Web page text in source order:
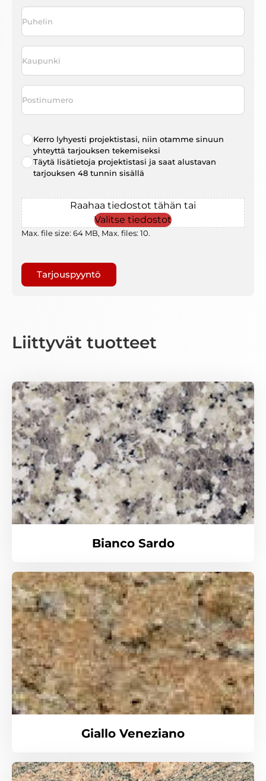
Puhelin
Kaupunki
Postinumero
Radio
choice*
Kerro lyhyesti projektistasi, niin otamme sinuun
yhteyttä tarjouksen tekemiseksi
Täytä lisätietoja projektistasi ja saat alustavan
tarjouksen 48 tunnin sisällä
File
Raahaa tiedostot tähän tai
Valitse tiedostot
Max. file size: 64 MB, Max. files: 10.
Liittyvät tuotteet
Bianco Sardo
Giallo Veneziano